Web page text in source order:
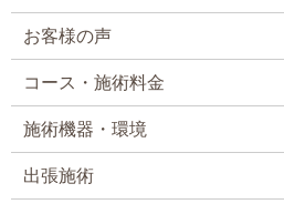
お客様の声
コース・施術料金
施術機器・環境
出張施術